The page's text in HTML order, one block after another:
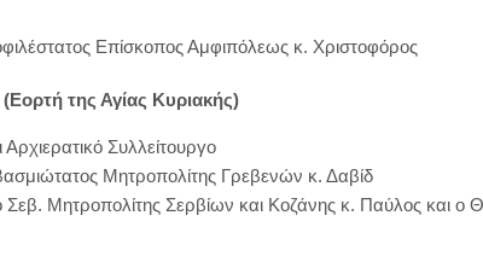
Επίσκοπος Αμφιπόλεως κ. Χριστοφόρος
(Εορτή της Αγίας Κυριακής)
Συλλείτουργο
Μητροπολίτης Γρεβενών κ. Δαβίδ
Σεβ. Μητροπολίτης Σερβίων και Κοζάνης κ. Παύλος και